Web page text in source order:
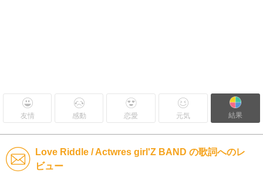
友情 感動 恋愛 元気 結果
Love Riddle / Actwres girl'Z BAND の歌詞へのレ
ビュー